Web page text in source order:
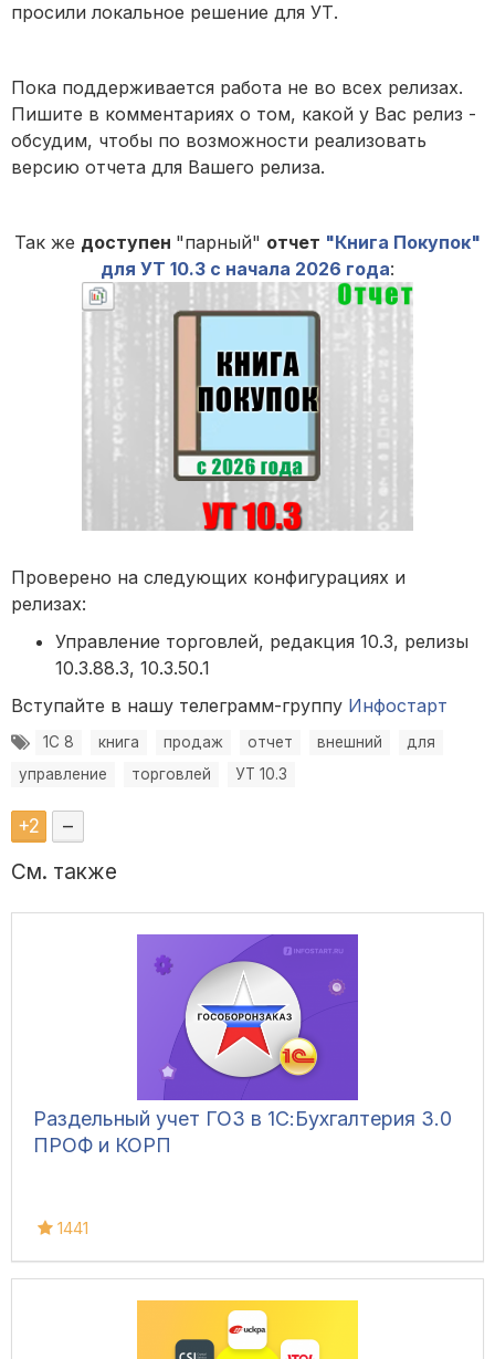
просили локальное решение для УТ.
Пока поддерживается работа не во всех релизах.
Пишите в комментариях о том, какой у Вас релиз -
обсудим, чтобы по возможности реализовать
версию отчета для Вашего релиза.
Так же доступен "парный" отчет "Книга Покупок"
для УТ 10.3 с начала 2026 года:
Проверено на следующих конфигурациях и
релизах:
Управление торговлей, редакция 10.3, релизы
10.3.88.3, 10.3.50.1
Вступайте в нашу телеграмм-группу Инфостарт
1С 8 книга продаж отчет внешний
для
управление
торговлей УТ 10.3
+2 –
См. также
Раздельный учет ГОЗ в 1С:Бухгалтерия 3.0
ПРОФ и КОРП
1441